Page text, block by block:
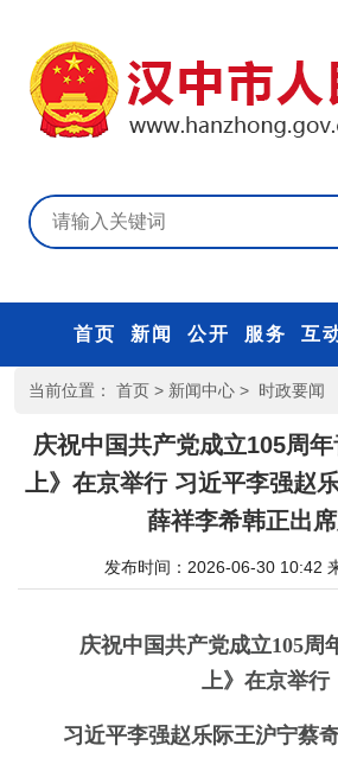
首页 新闻 公开 服务 互
当前位置： 首页 > 新闻中心 > 时政要闻
庆祝中国共产党成立105周
上》在京举行 习近平李强赵
薛祥李希韩正出
发布时间：2026-06-30 10:42
庆祝中国共产党成立105周
上》在京举行
习近平李强赵乐际王沪宁蔡